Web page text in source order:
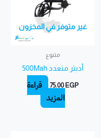
غير متوفر في المخزون
متنوع
أدبتر متعدد 500Mah
75.00 EGP
قراءة
المزيد